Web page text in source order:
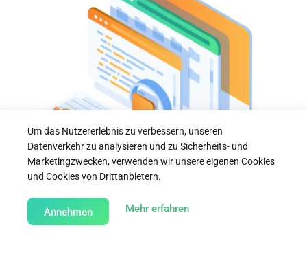
Um das Nutzererlebnis zu verbessern, unseren
Datenverkehr zu analysieren und zu Sicherheits- und
Marketingzwecken, verwenden wir unsere eigenen Cookies
und Cookies von Drittanbietern.
Annehmen Mehr erfahrenabout our Cookie Policy